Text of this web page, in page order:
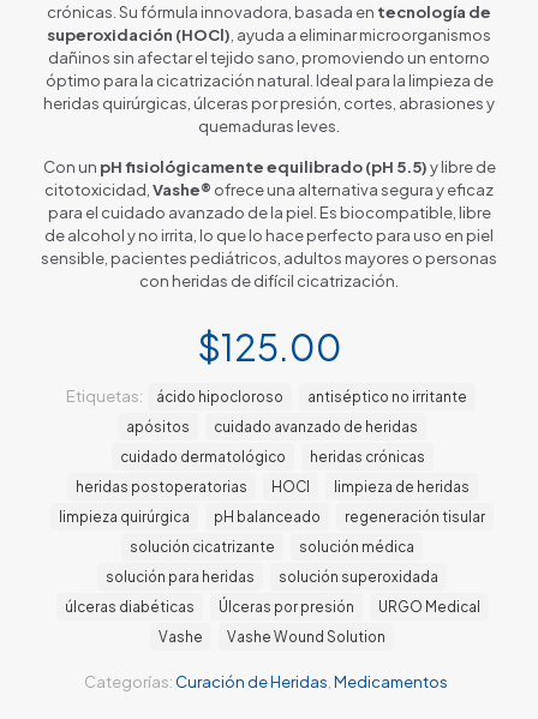
crónicas. Su fórmula innovadora, basada en tecnología de
superoxidación (HOCl) , ayuda a eliminar microorganismos
dañinos sin afectar el tejido sano, promoviendo un entorno
óptimo para la cicatrización natural. Ideal para la limpieza de
heridas quirúrgicas, úlceras por presión, cortes, abrasiones y
quemaduras leves.
Con un pH fisiológicamente equilibrado (pH 5.5)y libre de
citotoxicidad, Vashe® ofrece una alternativa segura y eficaz
para el cuidado avanzado de la piel. Es biocompatible, libre
de alcohol y no irrita, lo que lo hace perfecto para uso en piel
sensible, pacientes pediátricos, adultos mayores o personas
con heridas de difícil cicatrización.
$125.00
Categorías: Curación de Heridas Medicamentos
Etiquetas: ácido hipocloroso
antiséptico no irritante
apósitos
cuidado avanzado de heridas
cuidado dermatológico
heridas crónicas
heridas postoperatorias
HOCl
limpieza de heridas
limpieza quirúrgica
pH balanceado
regeneración tisular
solución cicatrizante
solución médica
solución para heridas
solución superoxidada
úlceras diabéticas
Úlceras por presión
URGO Medical
Vashe
Vashe Wound Solution